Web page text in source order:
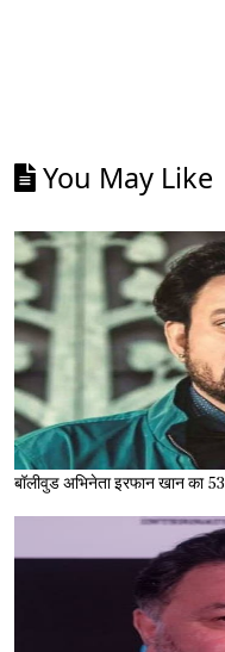
You May Like
बॉलीवुड अभिनेता इरफान खान का